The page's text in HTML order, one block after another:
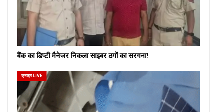
बैंक का डिप्टी मैनेजर निकला साइबर ठगों का सरगना!
क्राइम LIVE